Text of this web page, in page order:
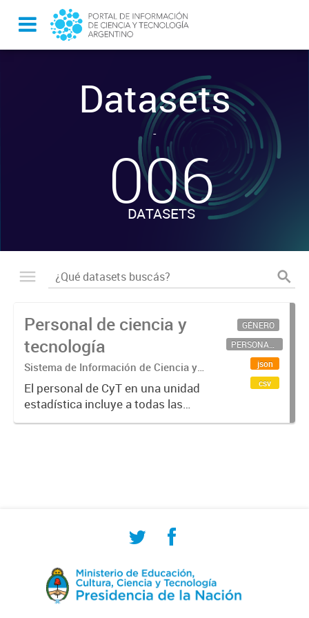
Datasets
-
006
DATASETS
Personal de ciencia y
tecnología
Sistema de Información de Ciencia y
Tecnología Argentino (SICYTAR)
El personal de CyT en una unidad
estadística incluye a todas las
personas involucradas
GÉNERO
PERSONAL CIENTÍFICO-TECNOLÓGICO
json
csv